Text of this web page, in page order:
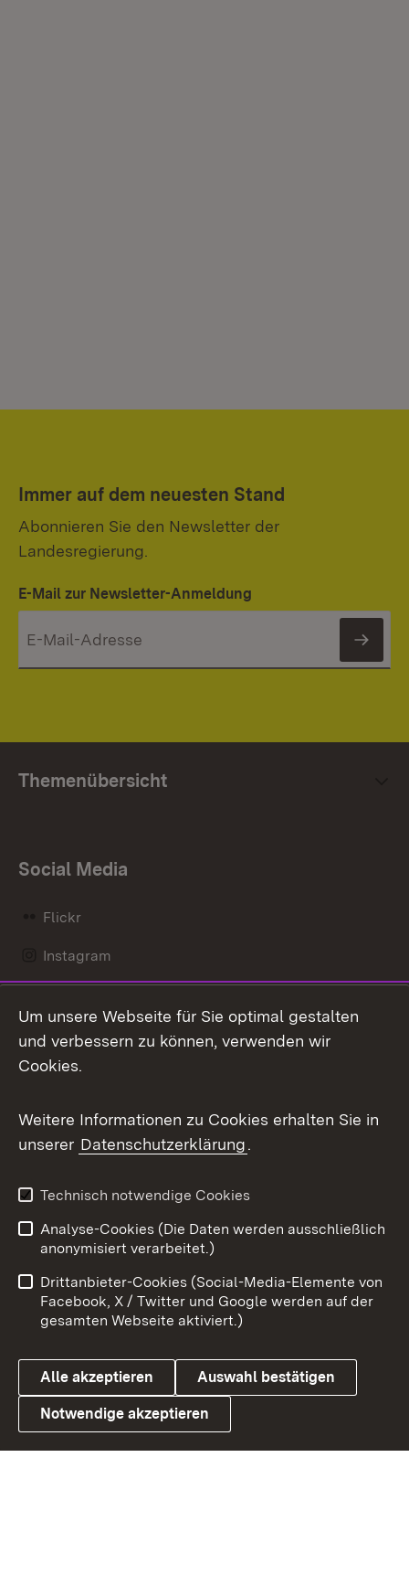
Immer auf dem neuesten Stand
Abonnieren Sie den Newsletter der
Landesregierung.
E-Mail zur Newsletter-Anmeldung
Themenübersicht
Social Media
Flickr
Instagram
Mastodon
Messenger
Social Wall
X / Twitter
Youtube
Link zum Landesportal
Benutzungshinweise
Barrierefreiheit
Datenschutz
Cookies
Um unsere Webseite für Sie optimal gestalten
und verbessern zu können, verwenden wir
Cookies.
Weitere Informationen zu Cookies erhalten Sie in
unserer Datenschutzerklärung.
Technisch notwendige Cookies
Analyse-Cookies (Die Daten werden ausschließlich
anonymisiert verarbeitet.)
Drittanbieter-Cookies (Social-Media-Elemente von
Facebook, X / Twitter und Google werden auf der
gesamten Webseite aktiviert.)
Alle akzeptieren Auswahl bestätigen
Notwendige akzeptieren